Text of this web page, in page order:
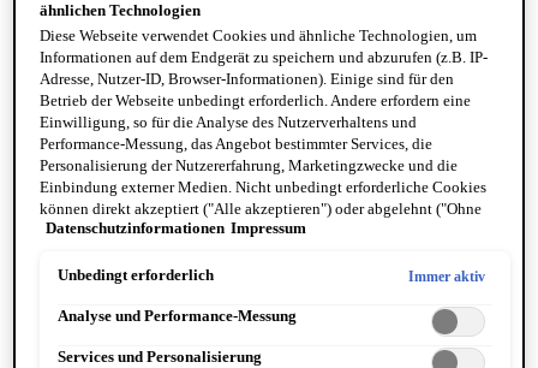
Winter schützt es uns vor der alljährlichen Grippewelle und sorgt
dafür, dass unser Immunsystem Keime gezielt abwehren kann. Da
der Körper Vitamin C nicht selbst herstellen kann, muss er es über
die Nahrung aufnehmen. Bestimmte Gemüsesorten und
Zitrusfrüchte sind eine hervorragende Vitamin-C-Quelle und
sollten täglich auf dem Speiseplan stehen. Zahlreiche
Stoffwechselprozesse sind nämlich nur mithilfe von Vitamin C
möglich. Als Antioxidans schützt es den Körper vor freien
funktionieren können. Neben der Gesundheit spielt Vitamin C
ähnlichen Technologien
Diese Webseite verwendet Cookies und ähnliche Technologien, um
Informationen auf dem Endgerät zu speichern und abzurufen (z.B. IP-
Adresse, Nutzer-ID, Browser-Informationen). Einige sind für den
Betrieb der Webseite unbedingt erforderlich. Andere erfordern eine
Einwilligung, so für die Analyse des Nutzerverhaltens und
Performance-Messung, das Angebot bestimmter Services, die
Personalisierung der Nutzererfahrung, Marketingzwecke und die
Einbindung externer Medien. Nicht unbedingt erforderliche Cookies
können direkt akzeptiert ("Alle akzeptieren") oder abgelehnt ("Ohne
Einwilligung fortfahren") werden. Individuelle Anpassungen der
speichern"). Die Auswahl kann jederzeit unter dem Link "Cookie-
Datenschutzinformationen.
Datenschutzinformationen Impressum
Unbedingt erforderlich Immer aktiv
Analyse und Performance-Messung
Services und Personalisierung